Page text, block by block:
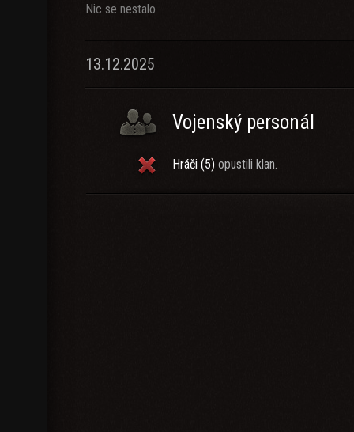
Nic se nestalo
13.12.2025
Vojenský personál
Hráči (5) opustili klan.